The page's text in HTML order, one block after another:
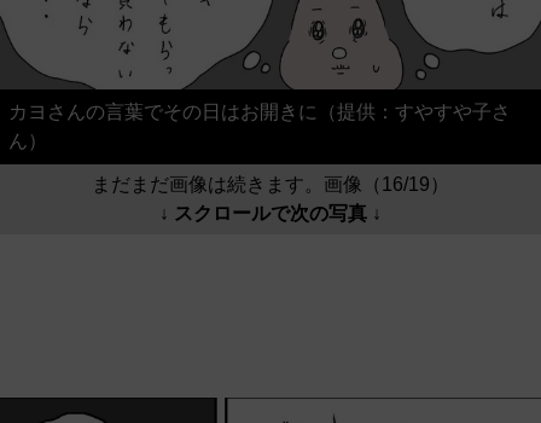
カヨさんの言葉でその日はお開きに（提供：すやすや子さ
ん）
まだまだ画像は続きます。画像（16/19）
↓ スクロールで次の写真 ↓